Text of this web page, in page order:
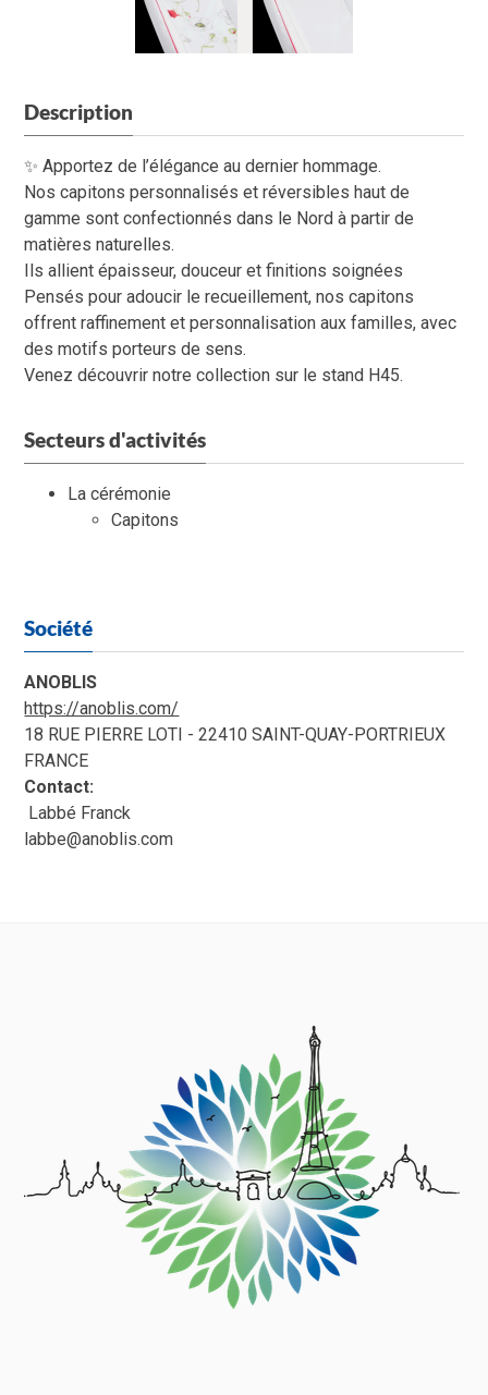
Description
✨ Apportez de l’élégance au dernier hommage.
Nos capitons personnalisés et réversibles haut de
gamme sont confectionnés dans le Nord à partir de
matières naturelles.
Ils allient épaisseur, douceur et finitions soignées
Pensés pour adoucir le recueillement, nos capitons
offrent raffinement et personnalisation aux familles, avec
des motifs porteurs de sens.
Venez découvrir notre collection sur le stand H45.
Secteurs d'activités
La cérémonie
Capitons
Société
ANOBLIS
https://anoblis.com/
18 RUE PIERRE LOTI - 22410 SAINT-QUAY-PORTRIEUX
FRANCE
Contact:
Labbé Franck
labbe@anoblis.com